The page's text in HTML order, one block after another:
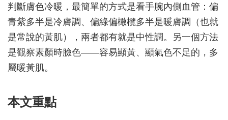
判斷膚色冷暖，最簡單的方式是看手腕內側血管：偏
青紫多半是冷膚調、偏綠偏橄欖多半是暖膚調（也就
是常說的黃肌），兩者都有就是中性調。另一個方法
是觀察素顏時臉色——容易顯黃、顯氣色不足的，多
屬暖黃肌。
本文重點